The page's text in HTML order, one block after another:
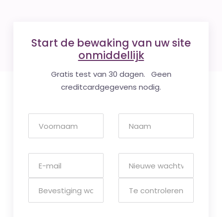
Start de bewaking van uw site
onmiddellijk
Gratis test van 30 dagen. Geen
creditcardgegevens nodig.